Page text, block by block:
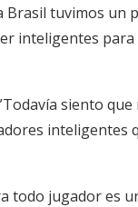
Brasil tuvimos un
inteligentes
siento
inteligentes
todo jugador es